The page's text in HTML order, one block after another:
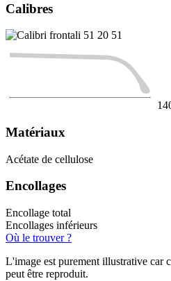
Calibres
51 20 51
Matériaux
Acétate de cellulose
Encollages
Encollage total
Encollages inférieurs
Où le trouver ?
L'image est purement illustrative car
peut être reproduit.